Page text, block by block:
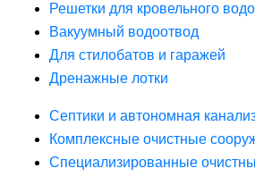
Решетки для кровельного
Вакуумный водоотвод
Для стилобатов и гаражей
Дренажные лотки
Септики и автономная
Комплексные очистные
Специализированные